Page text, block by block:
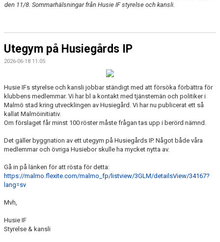
den 11/8. Sommarhälsningar från Husie IF styrelse och kansli.
Utegym på Husiegårds IP
2026-06-18 11:05
Husie IFs styrelse och kansli jobbar ständigt med att försöka förbättra för
klubbens medlemmar. Vi har bl a kontakt med tjänstemän och politiker i
Malmö stad kring utvecklingen av Husiegård. Vi har nu publicerat ett så
kallat Malmöinitiativ.
Om förslaget får minst 100 röster måste frågan tas upp i berörd nämnd.
Det gäller byggnation av ett utegym på Husiegårds IP. Något både våra
medlemmar och övriga Husiebor skulle ha mycket nytta av.
Gå in på länken för att rösta för detta:
https://malmo.flexite.com/malmo_fp/listview/3GLM/detailsView/34167?
lang=sv
Mvh,
Husie IF
Styrelse & kansli